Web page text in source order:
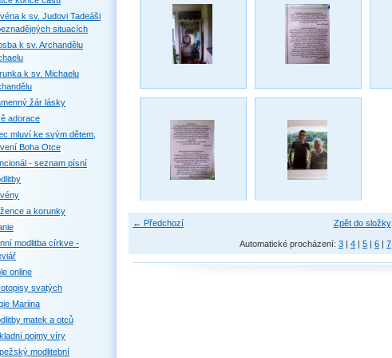
← Předchozí Zpět do složky
Automatické procházení: 3 | 4 | 5 | 6 | 7
k sv. Judovi Tadeáši
situacích
k sv. Archandělu
k sv. Michaelu
žár lásky
adorace
mluví ke svým dětem,
Boha Otce
- seznam písní
a korunky
modlitba církve -
online
svatých
Mariina
matek a otců
pojmy víry
modlitební